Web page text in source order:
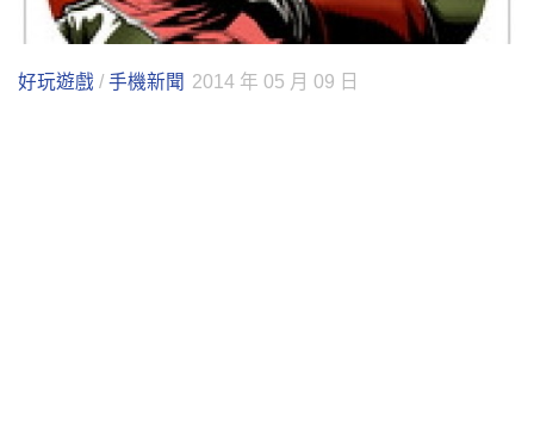
好玩遊戲 / 手機新聞 2014 年 05 月 09 日